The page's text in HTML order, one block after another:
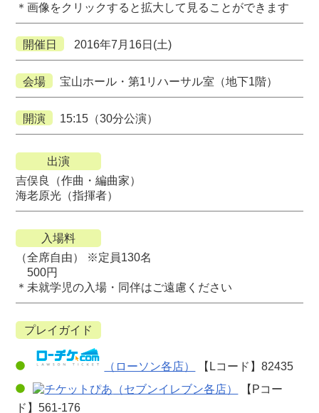
＊画像をクリックすると拡大して見ることができます
開催日 2016年7月16日(土)
会場 宝山ホール・第1リハーサル室（地下1階）
開演 15:15（30分公演）
出演
吉俣良（作曲・編曲家）
海老原光（指揮者）
入場料
（全席自由） ※定員130名
500円
＊未就学児の入場・同伴はご遠慮ください
プレイガイド
（ローソン各店）
【Lコード】82435
（セブンイレブン各店）
【Pコー
ド】561-176